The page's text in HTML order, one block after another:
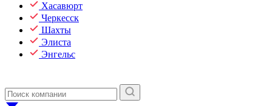
Хасавюрт
Черкесск
Шахты
Элиста
Энгельс